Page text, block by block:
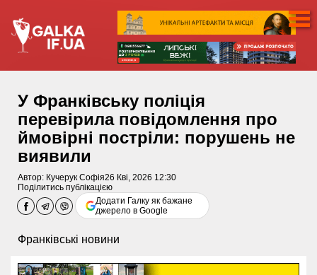
У Франківську поліція
перевірила повідомлення про
ймовірні постріли: порушень не
виявили
Автор: Кучерук Софія26 Кві, 2026 12:30
Поділитись публікацією
Додати Галку як бажане
джерело в Google
Франківські новини